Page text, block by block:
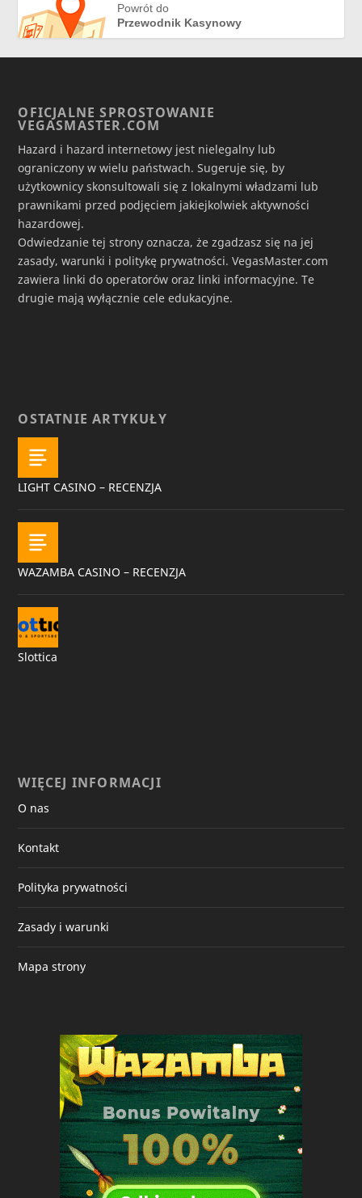
Powrót do
Przewodnik Kasynowy
OFICJALNE SPROSTOWANIE
VEGASMASTER.COM
Hazard i hazard internetowy jest nielegalny lub
ograniczony w wielu państwach. Sugeruje się, by
użytkownicy skonsultowali się z lokalnymi władzami lub
prawnikami przed podjęciem jakiejkolwiek aktywności
hazardowej.
Odwiedzanie tej strony oznacza, że zgadzasz się na jej
zasady, warunki i politykę prywatności. VegasMaster.com
zawiera linki do operatorów oraz linki informacyjne. Te
drugie mają wyłącznie cele edukacyjne.
OSTATNIE ARTYKUŁY
LIGHT CASINO – RECENZJA
WAZAMBA CASINO – RECENZJA
Slottica
WIĘCEJ INFORMACJI
O nas
Kontakt
Polityka prywatności
Zasady i warunki
Mapa strony